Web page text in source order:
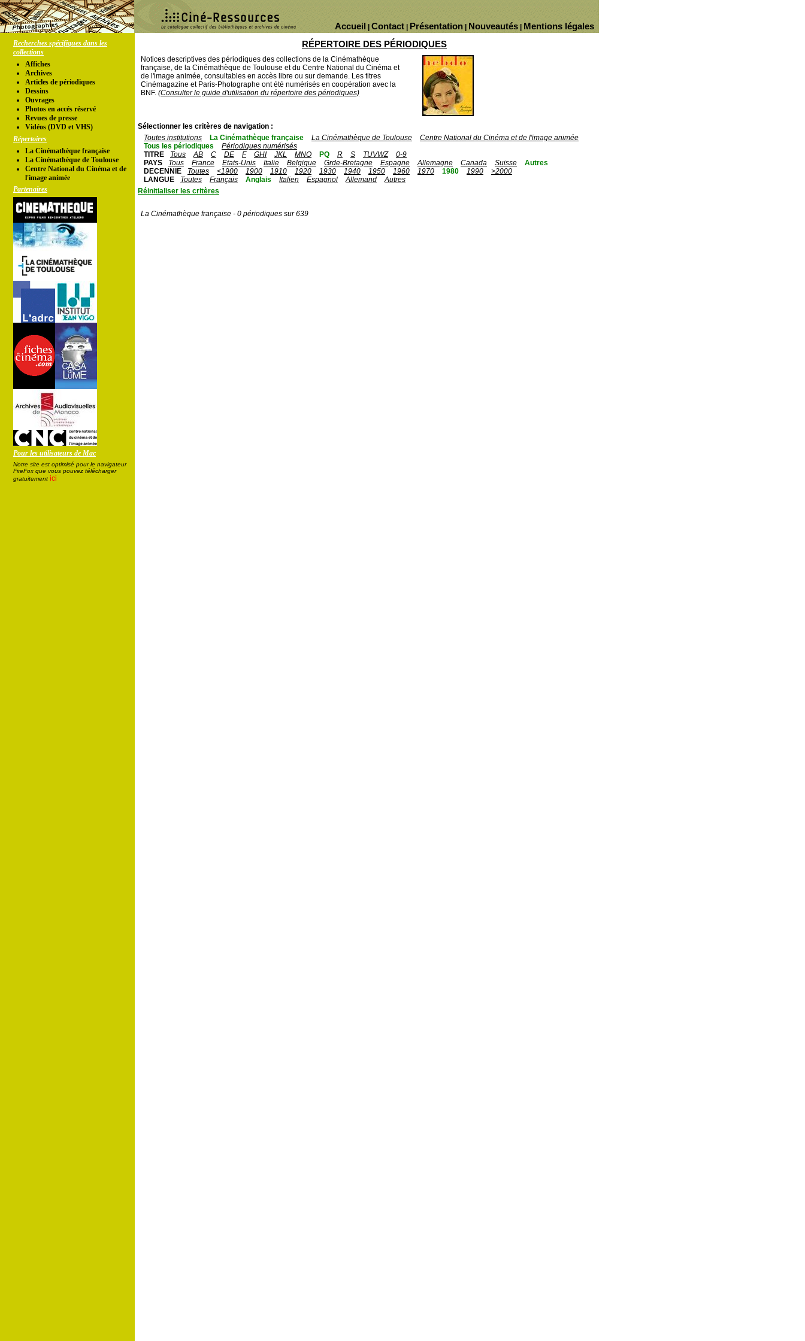
Mentions légales
Nouveautés
Présentation
Contact
Accueil
Recherches spécifiques dans les
collections
Affiches
Archives
Articles de périodiques
Dessins
Ouvrages
Photos en accés réservé
Revues de presse
Vidéos (DVD et VHS)
Répertoires
La Cinémathèque française
La Cinémathèque de Toulouse
Centre National du Cinéma et de
l'image animée
Partenaires
Pour les utilisateurs de Mac
Notre site est optimisé pour le navigateur
FireFox que vous pouvez télécharger
gratuitement ici
RÉPERTOIRE DES PÉRIODIQUES
Notices descriptives des périodiques des collections de la Cinémathèque
française, de la Cinémathèque de Toulouse et du Centre National du Cinéma et
de l'image animée, consultables en accès libre ou sur demande. Les titres
Cinémagazine et Paris-Photographe ont été numérisés en coopération avec la
BNF. (Consulter le guide d'utilisation du répertoire des périodiques)
Sélectionner les critères de navigation :
Toutes institutions
La Cinémathèque française La Cinémathèque de Toulouse
Centre National du Cinéma et de l'image animée
Tous les périodiques
Périodiques numérisés
TITRE
Tous AB C DE F GHI JKL MNO PQ R S TUVWZ
0-9
PAYS
Tous France Etats-Unis Italie Belgique Grde-Bretagne Espagne Allemagne Canada Suisse
Autres
DECENNIE
Toutes <1900 1900 1910 1920 1930 1940 1950 1960 1970 1980 1990
>2000
LANGUE
Toutes Français Anglais Italien Espagnol Allemand
Autres
Réinitialiser les critères
La Cinémathèque française - 0 périodiques sur 639